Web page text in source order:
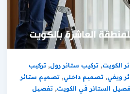
الكويت,تركيب ستائر رول, تركيب
ويفي, تصميم داخلي, تصميم ستائر
الستائر في الكويت,تفصيل